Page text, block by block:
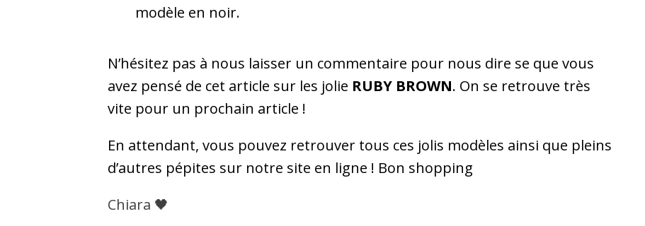
modèle en noir.
N’hésitez pas à nous laisser un commentaire pour nous dire se que vous
avez pensé de cet article sur les jolie RUBY BROWN. On se retrouve très
vite pour un prochain article !
En attendant, vous pouvez retrouver tous ces jolis modèles ainsi que pleins
d’autres pépites sur notre site en ligne ! Bon shopping
Chiara 🖤